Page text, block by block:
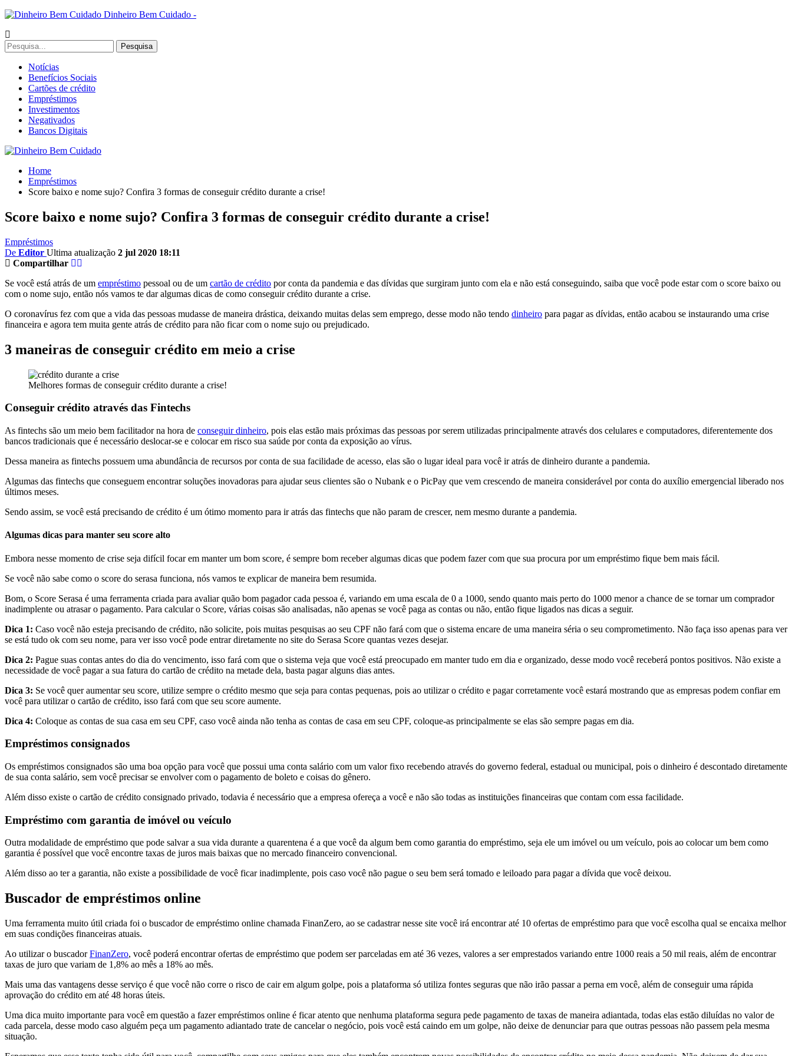
Dinheiro Bem Cuidado -
Notícias
Benefícios Sociais
Cartões de crédito
Empréstimos
Investimentos
Negativados
Bancos Digitais
Home
Empréstimos
Score baixo e nome sujo? Confira 3 formas de conseguir crédito durante a crise!
Score baixo e nome sujo? Confira 3 formas de conseguir crédito durante a crise!
Empréstimos
De Editor Ultima atualização 2 jul 2020 18:11
Compartilhar
Se você está atrás de um empréstimo pessoal ou de um cartão de crédito por conta da pandemia e das dívidas que surgiram junto com ela e não está conseguindo, saiba que você pode estar com o score baixo ou
com o nome sujo, então nós vamos te dar algumas dicas de como conseguir crédito durante a crise.
O coronavírus fez com que a vida das pessoas mudasse de maneira drástica, deixando muitas delas sem emprego, desse modo não tendo dinheiro para pagar as dívidas, então acabou se instaurando uma crise
financeira e agora tem muita gente atrás de crédito para não ficar com o nome sujo ou prejudicado.
3 maneiras de conseguir crédito em meio a crise
Melhores formas de conseguir crédito durante a crise!
Conseguir crédito através das Fintechs
As fintechs são um meio bem facilitador na hora de conseguir dinheiro, pois elas estão mais próximas das pessoas por serem utilizadas principalmente através dos celulares e computadores, diferentemente dos
bancos tradicionais que é necessário deslocar-se e colocar em risco sua saúde por conta da exposição ao vírus.
Dessa maneira as fintechs possuem uma abundância de recursos por conta de sua facilidade de acesso, elas são o lugar ideal para você ir atrás de dinheiro durante a pandemia.
Algumas das fintechs que conseguem encontrar soluções inovadoras para ajudar seus clientes são o Nubank e o PicPay que vem crescendo de maneira considerável por conta do auxílio emergencial liberado nos
últimos meses.
Sendo assim, se você está precisando de crédito é um ótimo momento para ir atrás das fintechs que não param de crescer, nem mesmo durante a pandemia.
Algumas dicas para manter seu score alto
Embora nesse momento de crise seja difícil focar em manter um bom score, é sempre bom receber algumas dicas que podem fazer com que sua procura por um empréstimo fique bem mais fácil.
Se você não sabe como o score do serasa funciona, nós vamos te explicar de maneira bem resumida.
Bom, o Score Serasa é uma ferramenta criada para avaliar quão bom pagador cada pessoa é, variando em uma escala de 0 a 1000, sendo quanto mais perto do 1000 menor a chance de se tornar um comprador
inadimplente ou atrasar o pagamento. Para calcular o Score, várias coisas são analisadas, não apenas se você paga as contas ou não, então fique ligados nas dicas a seguir.
Dica 1: Caso você não esteja precisando de crédito, não solicite, pois muitas pesquisas ao seu CPF não fará com que o sistema encare de uma maneira séria o seu comprometimento. Não faça isso apenas para ver
se está tudo ok com seu nome, para ver isso você pode entrar diretamente no site do Serasa Score quantas vezes desejar.
Dica 2: Pague suas contas antes do dia do vencimento, isso fará com que o sistema veja que você está preocupado em manter tudo em dia e organizado, desse modo você receberá pontos positivos. Não existe a
necessidade de você pagar a sua fatura do cartão de crédito na metade dela, basta pagar alguns dias antes.
Dica 3: Se você quer aumentar seu score, utilize sempre o crédito mesmo que seja para contas pequenas, pois ao utilizar o crédito e pagar corretamente você estará mostrando que as empresas podem confiar em
você para utilizar o cartão de crédito, isso fará com que seu score aumente.
Dica 4: Coloque as contas de sua casa em seu CPF, caso você ainda não tenha as contas de casa em seu CPF, coloque-as principalmente se elas são sempre pagas em dia.
Empréstimos consignados
Os empréstimos consignados são uma boa opção para você que possui uma conta salário com um valor fixo recebendo através do governo federal, estadual ou municipal, pois o dinheiro é descontado diretamente
de sua conta salário, sem você precisar se envolver com o pagamento de boleto e coisas do gênero.
Além disso existe o cartão de crédito consignado privado, todavia é necessário que a empresa ofereça a você e não são todas as instituições financeiras que contam com essa facilidade.
Empréstimo com garantia de imóvel ou veículo
Outra modalidade de empréstimo que pode salvar a sua vida durante a quarentena é a que você da algum bem como garantia do empréstimo, seja ele um imóvel ou um veículo, pois ao colocar um bem como
garantia é possível que você encontre taxas de juros mais baixas que no mercado financeiro convencional.
Além disso ao ter a garantia, não existe a possibilidade de você ficar inadimplente, pois caso você não pague o seu bem será tomado e leiloado para pagar a dívida que você deixou.
Buscador de empréstimos online
Uma ferramenta muito útil criada foi o buscador de empréstimo online chamada FinanZero, ao se cadastrar nesse site você irá encontrar até 10 ofertas de empréstimo para que você escolha qual se encaixa melhor
em suas condições financeiras atuais.
Ao utilizar o buscadorFinanZero, você poderá encontrar ofertas de empréstimo que podem ser parceladas em até 36 vezes, valores a ser emprestados variando entre 1000 reais a 50 mil reais, além de encontrar
taxas de juro que variam de 1,8% ao mês a 18% ao mês.
Mais uma das vantagens desse serviço é que você não corre o risco de cair em algum golpe, pois a plataforma só utiliza fontes seguras que não irão passar a perna em você, além de conseguir uma rápida
aprovação do crédito em até 48 horas úteis.
Uma dica muito importante para você em questão a fazer empréstimos online é ficar atento que nenhuma plataforma segura pede pagamento de taxas de maneira adiantada, todas elas estão diluídas no valor de
cada parcela, desse modo caso alguém peça um pagamento adiantado trate de cancelar o negócio, pois você está caindo em um golpe, não deixe de denunciar para que outras pessoas não passem pela mesma
situação.